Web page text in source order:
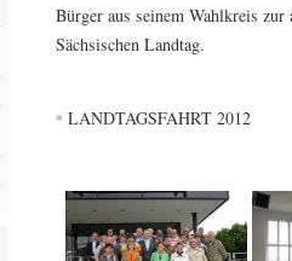
Bürger aus seinem Wahlkreis
Sächsischen Landtag.
LANDTAGSFAHRT 2012